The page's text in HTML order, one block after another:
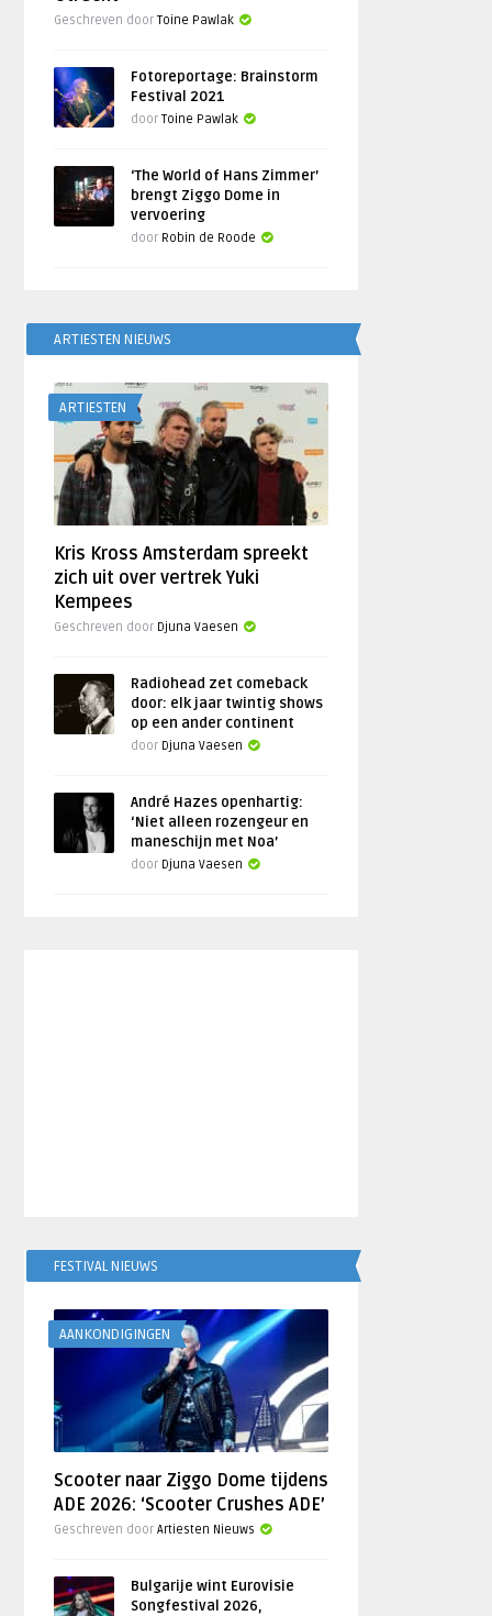
Geschreven doorToine Pawlak
Fotoreportage: Brainstorm
Festival 2021
doorToine Pawlak
‘The World of Hans Zimmer’
brengt Ziggo Dome in
vervoering
door Robin de Roode
ARTIESTEN NIEUWS
ARTIESTEN
Kris Kross Amsterdam spreekt
zich uit over vertrek Yuki
Kempees
Geschreven door Djuna Vaesen
Radiohead zet comeback
door: elk jaar twintig shows
op een ander continent
door Djuna Vaesen
André Hazes openhartig:
‘Niet alleen rozengeur en
maneschijn met Noa’
door Djuna Vaesen
FESTIVAL NIEUWS
AANKONDIGINGEN
Scooter naar Ziggo Dome tijdens
ADE 2026: ‘Scooter Crushes ADE’
Geschreven doorArtiesten Nieuws
Bulgarije wint Eurovisie
Songfestival 2026,